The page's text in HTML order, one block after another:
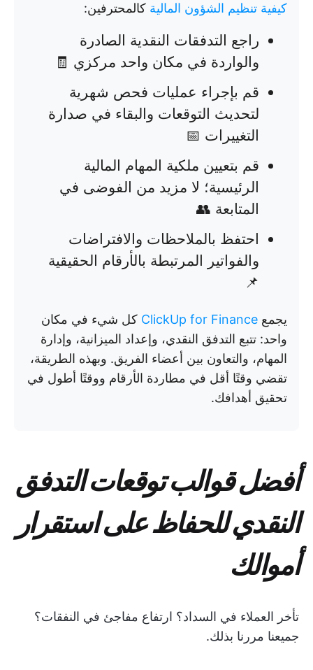
كيفية تنظيم الشؤون المالية كالمحترفين:
راجع التدفقات النقدية الصادرة
والواردة في مكان واحد مركزي 🧾
قم بإجراء عمليات فحص شهرية
لتحديث التوقعات والبقاء في صدارة
التغييرات 📅
قم بتعيين ملكية المهام المالية
الرئيسية؛ لا مزيد من الفوضى في
المتابعة 👥
احتفظ بالملاحظات والافتراضات
والفواتير المرتبطة بالأرقام الحقيقية
📌
يجمع ClickUp for Finance كل شيء في مكان
واحد: تتبع التدفق النقدي، وإعداد الميزانية، وإدارة
المهام، والتعاون بين أعضاء الفريق. وبهذه الطريقة،
تقضي وقتًا أقل في مطاردة الأرقام ووقتًا أطول في
تحقيق أهدافك.
أفضل قوالب توقعات التدفق
النقدي للحفاظ على استقرار
أموالك
تأخر العملاء في السداد؟ ارتفاع مفاجئ في النفقات؟
جميعنا مررنا بذلك.